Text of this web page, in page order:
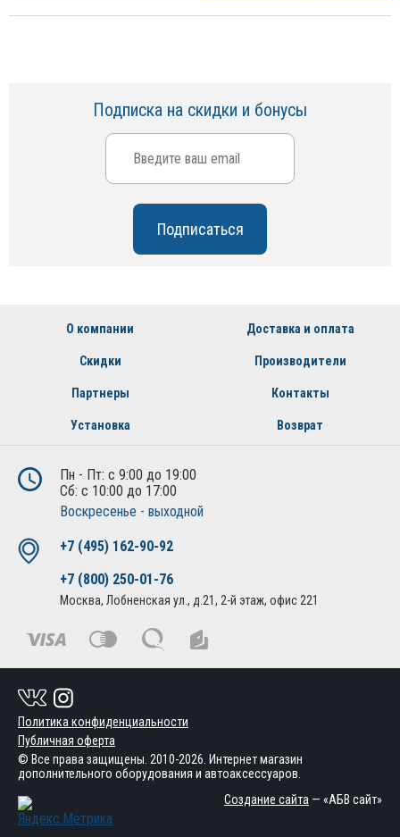
Подписка на скидки и бонусы
О компании Доставка и оплата
Скидки Производители
Партнеры Контакты
Установка Возврат
Пн - Пт: с 9:00 до 19:00
Сб: с 10:00 до 17:00
Воскресенье - выходной
+7 (495) 162-90-92
+7 (800) 250-01-76
Москва, Лобненская ул., д.21, 2-й этаж, офис 221
Политика конфиденциальности
Публичная оферта
© Все права защищены. 2010-2026. Интернет магазин
дополнительного оборудования и автоаксессуаров.
Создание сайта — «АБВ сайт»